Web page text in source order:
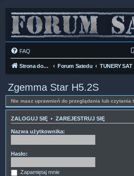
FAQ
Strona domowa Forum Satedu
Zgemma Star H5.2S
Nie masz uprawnień do przeglądania lub czytania
ZALOGUJ SIĘ • ZAREJESTRUJ SIĘ
Nazwa użytkownika:
Hasło:
Zapamiętaj mnie